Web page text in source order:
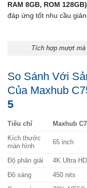
RAM 8GB, ROM 128GB)
đáp ứng tốt nhu cầu
Tích hợp mượt
So Sánh Với
Của Maxhub
5
Tiêu chí Maxhub
Kích thước
màn hình
65 inch
Độ phân giải 4K Ultra HD
Độ sáng 450 nits